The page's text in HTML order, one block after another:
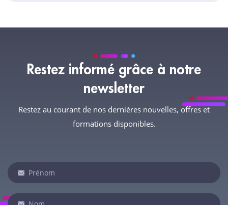
Restez informé grâce à notre
newsletter
Restez au courant de nos dernières nouvelles, offres et
formations disponibles.
Newsletter
Si
vous
êtes